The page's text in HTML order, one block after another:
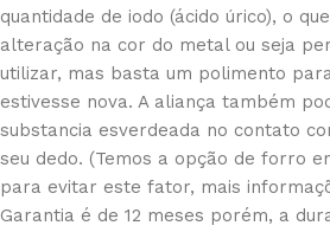
quantidade de iodo (ácido úrico), o
alteração na cor do metal ou seja
utilizar, mas basta um polimento
estivesse nova. A aliança também
substancia esverdeada no contato
seu dedo. (Temos a opção de forro
para evitar este fator, mais
Garantia é de 12 meses porém, a